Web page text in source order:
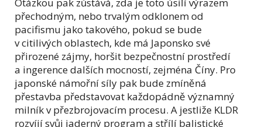
Otázkou pak zůstává, zda je toto úsilí výrazem
přechodným, nebo trvalým odklonem od
pacifismu jako takového, pokud se bude
v citilivých oblastech, kde má Japonsko své
přirozené zájmy, horšit bezpečnostní prostředí
a ingerence dalších mocností, zejména Číny. Pro
japonské námořní síly pak bude zmíněná
přestavba představovat každopádně významný
milník v přezbrojovacím procesu. A jestliže KLDR
rozvíjí svůj jaderný program a střílí balistické